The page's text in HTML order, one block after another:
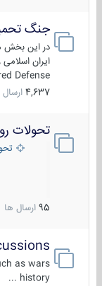
جنگ
در این بخش
ایران اسلامی
Defense
4,637 ارسال ها
تحولات
95 ارسال ها
as wars
history ...